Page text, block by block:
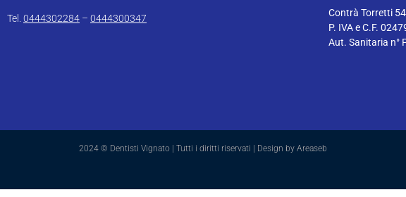
Tel. 0444302284 – 0444300347
Contrà Torretti 54
P. IVA e C.F.
Aut. Sanitaria n°
2024 © Dentisti Vignato | Tutti i diritti riservati | Design by Areaseb